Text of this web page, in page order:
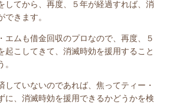
してから、再度、５年が経過すれば、消
きます。
エム も借金回収のプロなので、再度、５
起こしてきて、消滅時効を援用すること
していないのであれば、焦ってティー・
に、消滅時効を援用できるかどうかを検